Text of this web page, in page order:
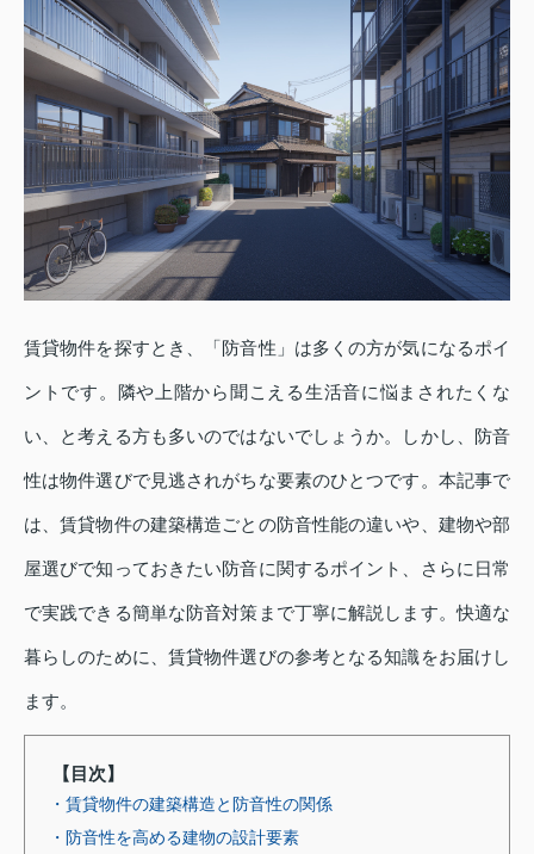
賃貸物件を探すとき、「防音性」は多くの方が気になるポイ
ントです。隣や上階から聞こえる生活音に悩まされたくな
い、と考える方も多いのではないでしょうか。しかし、防音
性は物件選びで見逃されがちな要素のひとつです。本記事で
は、賃貸物件の建築構造ごとの防音性能の違いや、建物や部
屋選びで知っておきたい防音に関するポイント、さらに日常
で実践できる簡単な防音対策まで丁寧に解説します。快適な
暮らしのために、賃貸物件選びの参考となる知識をお届けし
ます。
【目次】
・賃貸物件の建築構造と防音性の関係
・防音性を高める建物の設計要素